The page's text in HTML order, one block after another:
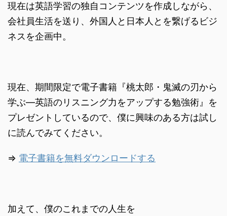
現在は英語学習の独自コンテンツを作成しながら、
会社員生活を送り、外国人と日本人とを繋げるビジ
ネスを企画中。
現在、期間限定で電子書籍『桃太郎・鬼滅の刃から
学ぶ―英語のリスニング力をアップする勉強術』を
プレゼントしているので、僕に興味のある方は試し
に読んでみてください。
⇒ 電子書籍を無料ダウンロードする
加えて、僕のこれまでの人生を